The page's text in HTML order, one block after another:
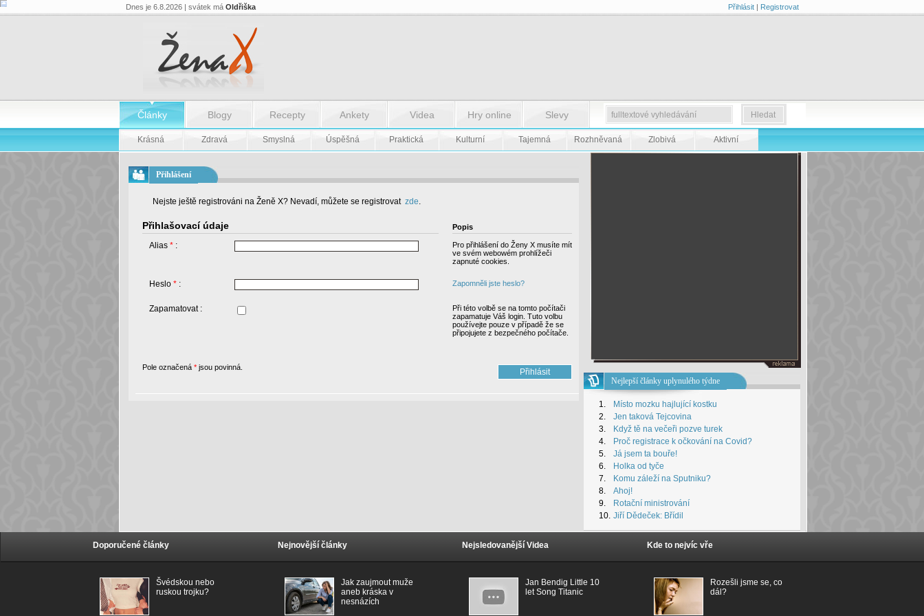
Dnes je 6.8.2026 | svátek má Oldřiška Přihlásit| Registrovat
Články Blogy Recepty Ankety Videa Hry online Slevy
Krásná Zdravá Smyslná Úspěšná Praktická Kulturní Tajemná Rozhněvaná Zlobivá Aktivní
Přihlášení
Nejste ještě registrováni na Ženě X? Nevadí, můžete se registrovat zde.
Přihlašovací údaje Popis
Alias *:
Pro přihlášení do Ženy X musíte mít
ve svém webowém prohlížeči
zapnuté cookies.
Heslo *: Zapomněli jste heslo?
Zapamatovat :
Při této volbě se na tomto počítači
zapamatuje Váš login. Tuto volbu
používejte pouze v případě že se
připojujete z bezpečného počítače.
Pole označená *jsou povinná.
Nejlepší články uplynulého týdne
1.
Místo mozku hajlující kostku
2.
Jen taková Tejcovina
3.
Když tě na večeři pozve turek
4.
Proč registrace k očkování na Covid?
5.
Já jsem ta bouře!
6.
Holka od tyče
7.
Komu záleží na Sputniku?
8.
Ahoj!
9.
Rotační ministrování
10. Jiří Dědeček: Břídil
Doporučené články
Švédskou nebo
ruskou trojku?
Nejnovější články
Jak zaujmout muže
aneb kráska v
nesnázích
Nejsledovanější Videa
Jan Bendig Little 10
let Song Titanic
Kde to nejvíc vře
Rozešli jsme se, co
dál?